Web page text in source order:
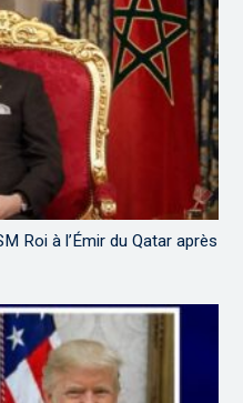
Roi à l’Émir du Qatar après